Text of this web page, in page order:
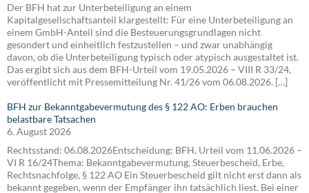
Der BFH hat zur Unterbeteiligung an einem
Kapitalgesellschaftsanteil klargestellt: Für eine Unterbeteiligung an
einem GmbH-Anteil sind die Besteuerungsgrundlagen nicht
gesondert und einheitlich festzustellen – und zwar unabhängig
davon, ob die Unterbeteiligung typisch oder atypisch ausgestaltet ist.
Das ergibt sich aus dem BFH-Urteil vom 19.05.2026 – VIII R 33/24,
veröffentlicht mit Pressemitteilung Nr. 41/26 vom 06.08.2026. […]
BFH zur Bekanntgabevermutung des § 122 AO: Erben brauchen
belastbare Tatsachen
6. August 2026
Rechtsstand: 06.08.2026Entscheidung: BFH, Urteil vom 11.06.2026 –
VI R 16/24Thema: Bekanntgabevermutung, Steuerbescheid, Erbe,
Rechtsnachfolge, § 122 AO Ein Steuerbescheid gilt nicht erst dann als
bekannt gegeben, wenn der Empfänger ihn tatsächlich liest. Bei einer